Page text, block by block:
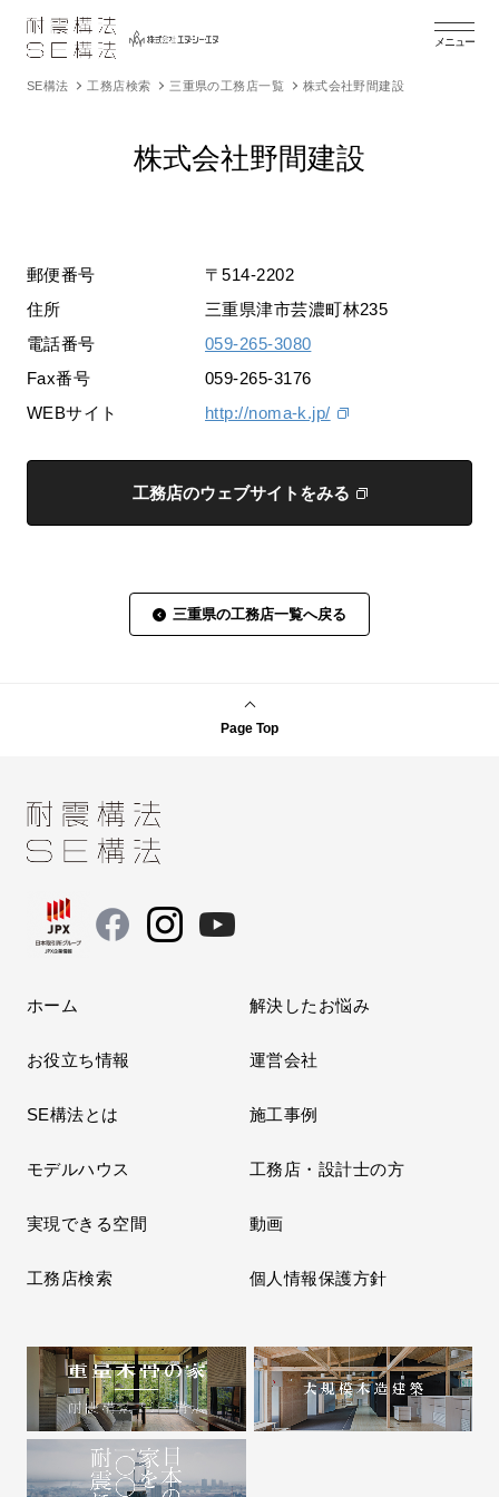
メニュー
SE構法 工務店検索 三重県の工務店一覧 株式会社野間建設
株式会社野間建設
郵便番号
〒514-2202
住所
三重県津市芸濃町林235
電話番号
059-265-3080
Fax番号
059-265-3176
WEBサイト
http://noma-k.jp/
工務店のウェブサイトをみる
三重県の工務店一覧へ戻る
Page Top
ホーム 解決したお悩み
お役立ち情報 運営会社
SE構法とは 施工事例
モデルハウス 工務店・設計士の方
実現できる空間 動画
工務店検索 個人情報保護方針